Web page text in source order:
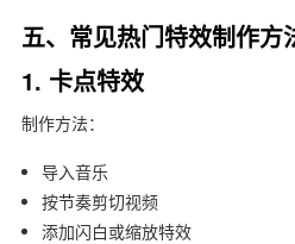
五、常见热门特效制作方
1. 卡点特效
制作方法：
导入音乐
按节奏剪切视频
添加闪白或缩放特效